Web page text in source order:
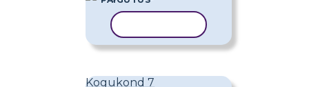
Kogukond 7